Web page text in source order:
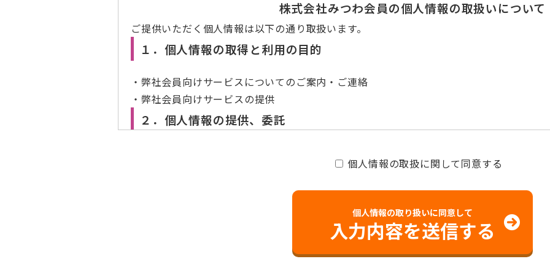
株式会社みつわ会員の個人情報の取扱いについて
ご提供いただく個人情報は以下の通り取扱います。
１．個人情報の取得と利用の目的
・弊社会員向けサービスについてのご案内・ご連絡
・弊社会員向けサービスの提供
２．個人情報の提供、委託
お問い合せにあたって個人情報の提供は任意ですが、当社が必要として指定した情報をご
個人情報の取扱に関して同意する
個人情報の取り扱いに同意して
入力内容を送信する